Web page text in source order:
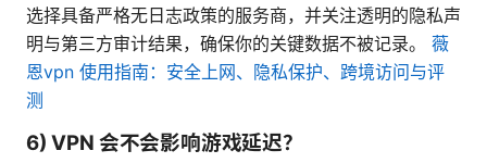
选择具备严格无日志政策的服务商，并关注透明的隐私声
明与第三方审计结果，确保你的关键数据不被记录。 薇
恩vpn 使用指南：安全上网、隐私保护、跨境访问与评
测
6) VPN 会不会影响游戏延迟？